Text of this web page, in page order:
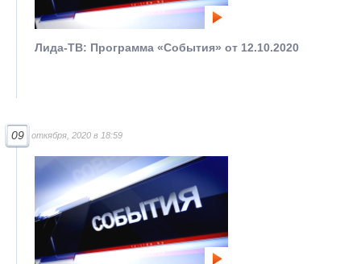
Лида-ТВ: Программа «События» от 12.10.2020
09 откября, 2020 в 18:59